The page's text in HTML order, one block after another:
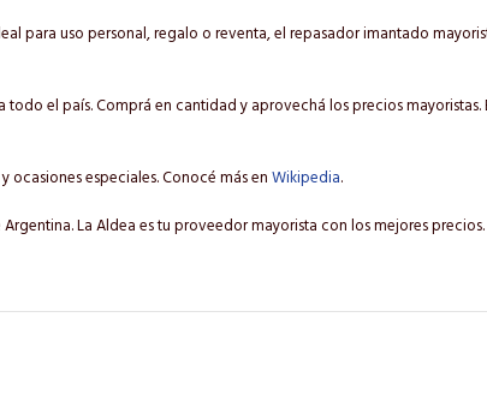
para uso personal, regalo o reventa, el repasador imantado
el país. Comprá en cantidad y aprovechá los precios
especiales. Conocé más enWikipedia.
La Aldea es tu proveedor mayorista con los mejores precios.